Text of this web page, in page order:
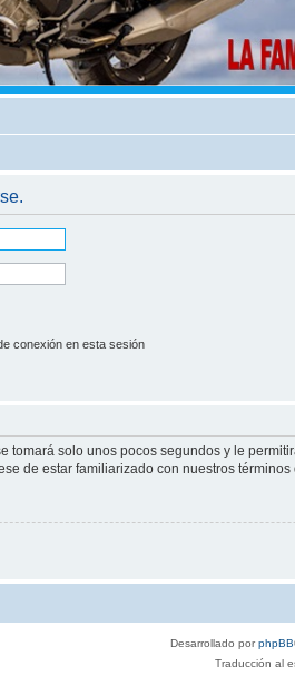
conexión en esta sesión
tomará solo unos pocos segundos y le
de estar familiarizado con nuestros
Desarrollado porphpBB
Traducción al